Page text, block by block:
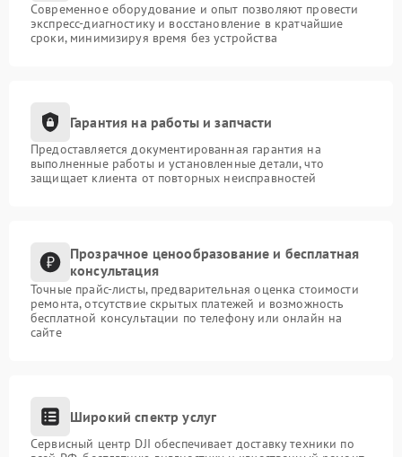
Современное оборудование и опыт позволяют провести
экспресс-диагностику и восстановление в кратчайшие
сроки, минимизируя время без устройства
Гарантия на работы и запчасти
Предоставляется документированная гарантия на
выполненные работы и установленные детали, что
защищает клиента от повторных неисправностей
Прозрачное ценообразование и бесплатная
консультация
Точные прайс-листы, предварительная оценка стоимости
ремонта, отсутствие скрытых платежей и возможность
бесплатной консультации по телефону или онлайн на
сайте
Широкий спектр услуг
Сервисный центр DJI обеспечивает доставку техники по